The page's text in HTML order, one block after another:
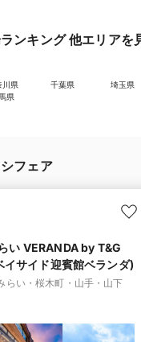
ンキング 他エリアを
川県 千葉県 埼玉県
県
フェア
い VERANDA by T&G
サイド迎賓館ベランダ)
らい・桜木町・山手・山下